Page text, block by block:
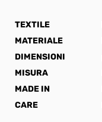
TEXTILE
MATERIALE
DIMENSIONI
MISURA
MADE IN
CARE